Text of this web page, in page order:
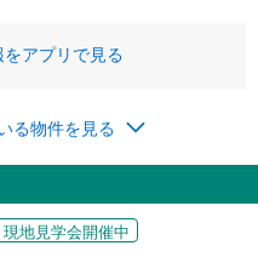
してください。
によって異なります。
アプリで見る
る物件を見る
現地見学会開催中